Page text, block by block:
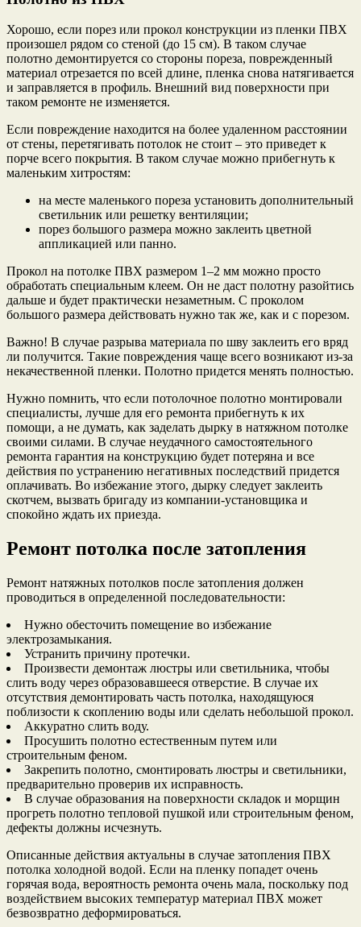
Хорошо, если порез или прокол конструкции из пленки ПВХ
произошел рядом со стеной (до 15 см). В таком случае
полотно демонтируется со стороны пореза, поврежденный
материал отрезается по всей длине, пленка снова натягивается
и заправляется в профиль. Внешний вид поверхности при
таком ремонте не изменяется.
Если повреждение находится на более удаленном расстоянии
от стены, перетягивать потолок не стоит – это приведет к
порче всего покрытия. В таком случае можно прибегнуть к
маленьким хитростям:
на месте маленького пореза установить дополнительный
светильник или решетку вентиляции;
порез большого размера можно заклеить цветной
аппликацией или панно.
Прокол на потолке ПВХ размером 1–2 мм можно просто
обработать специальным клеем. Он не даст полотну разойтись
дальше и будет практически незаметным. С проколом
большого размера действовать нужно так же, как и с порезом.
Важно! В случае разрыва материала по шву заклеить его вряд
ли получится. Такие повреждения чаще всего возникают из-за
некачественной пленки. Полотно придется менять полностью.
Нужно помнить, что если потолочное полотно монтировали
специалисты, лучше для его ремонта прибегнуть к их
помощи, а не думать, как заделать дырку в натяжном потолке
своими силами. В случае неудачного самостоятельного
ремонта гарантия на конструкцию будет потеряна и все
действия по устранению негативных последствий придется
оплачивать. Во избежание этого, дырку следует заклеить
скотчем, вызвать бригаду из компании-установщика и
спокойно ждать их приезда.
Ремонт потолка после затопления
Ремонт натяжных потолков после затопления должен
проводиться в определенной последовательности:
Нужно обесточить помещение во избежание
электрозамыкания.
Устранить причину протечки.
Произвести демонтаж люстры или светильника, чтобы
слить воду через образовавшееся отверстие. В случае их
отсутствия демонтировать часть потолка, находящуюся
поблизости к скоплению воды или сделать небольшой прокол.
Аккуратно слить воду.
Просушить полотно естественным путем или
строительным феном.
Закрепить полотно, смонтировать люстры и светильники,
предварительно проверив их исправность.
В случае образования на поверхности складок и морщин
прогреть полотно тепловой пушкой или строительным феном,
дефекты должны исчезнуть.
Описанные действия актуальны в случае затопления ПВХ
потолка холодной водой. Если на пленку попадет очень
горячая вода, вероятность ремонта очень мала, поскольку под
воздействием высоких температур материал ПВХ может
безвозвратно деформироваться.